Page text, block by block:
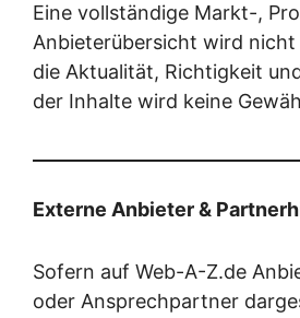
Eine vollständige Markt-,
Anbieterübersicht wird nicht
die Aktualität, Richtigkeit
der Inhalte wird keine
Externe Anbieter &
Sofern auf Web-A-Z.de
oder Ansprechpartner